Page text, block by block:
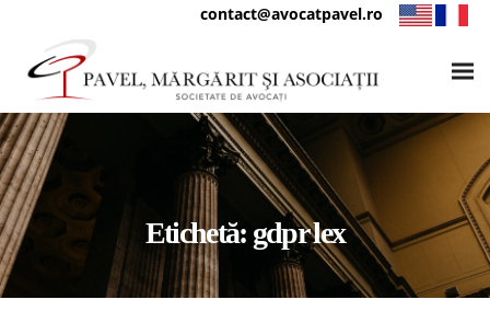
contact@avocatpavel.ro
Etichetă: gdpr lex